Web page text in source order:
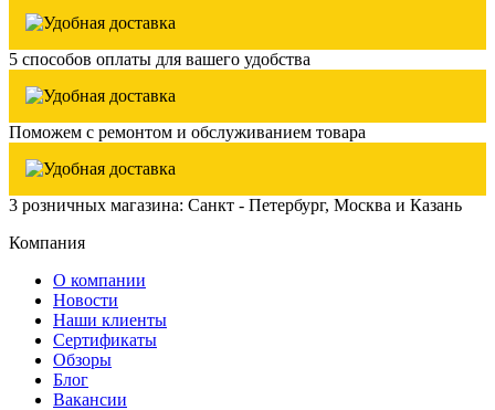
5 способов оплаты для вашего удобства
Поможем с ремонтом и обслуживанием товара
3 розничных магазина: Санкт - Петербург, Москва и Казань
Компания
О компании
Новости
Наши клиенты
Сертификаты
Обзоры
Блог
Вакансии